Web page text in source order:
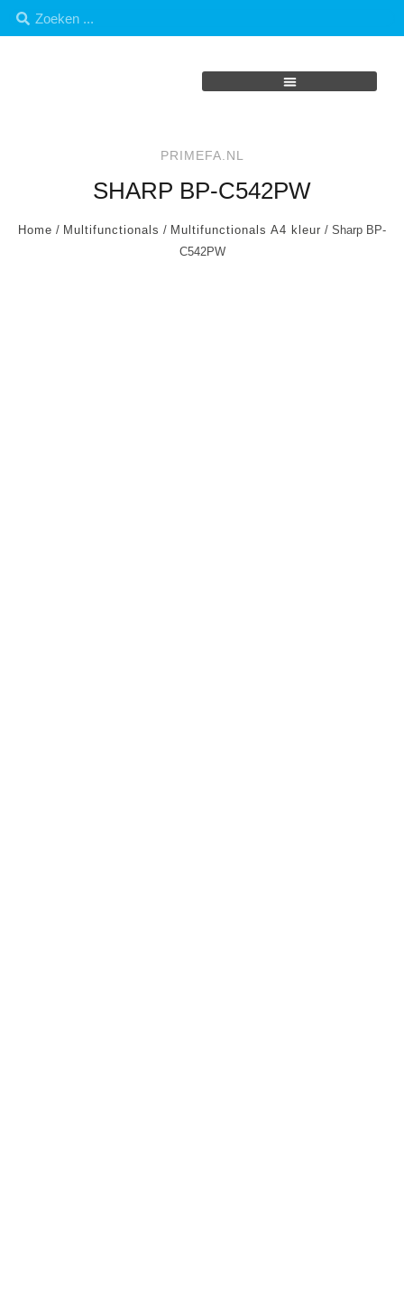
PRIMEFA.NL
SHARP BP-C542PW
Home / Multifunctionals / Multifunctionals A4 kleur / Sharp BP-
C542PW